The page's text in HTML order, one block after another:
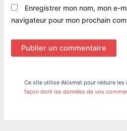
Enregistrer mon nom, mon e-
navigateur pour mon prochain
Ce site utilise Akismet pour réduire les
façon dont les données de vos